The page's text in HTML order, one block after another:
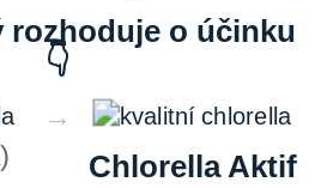
rozhoduje o účinku
👇
→
Chlorella Aktif